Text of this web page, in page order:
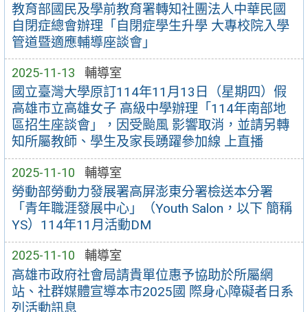
教育部國民及學前教育署轉知社團法人中華民國
自閉症總會辦理「自閉症學生升學 大專校院入學
管道暨適應輔導座談會」
2025-11-13 輔導室
國立臺灣大學原訂114年11月13日（星期四）假
高雄市立高雄女子 高級中學辦理「114年南部地
區招生座談會」，因受颱風 影響取消，並請另轉
知所屬教師、學生及家長踴躍參加線 上直播
2025-11-10 輔導室
勞動部勞動力發展署高屏澎東分署檢送本分署
「青年職涯發展中心」（Youth Salon，以下 簡稱
YS）114年11月活動DM
2025-11-10 輔導室
高雄市政府社會局請貴單位惠予協助於所屬網
站、社群媒體宣導本市2025國 際身心障礙者日系
列活動訊息